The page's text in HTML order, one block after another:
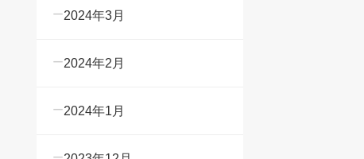
2024年3月
2024年2月
2024年1月